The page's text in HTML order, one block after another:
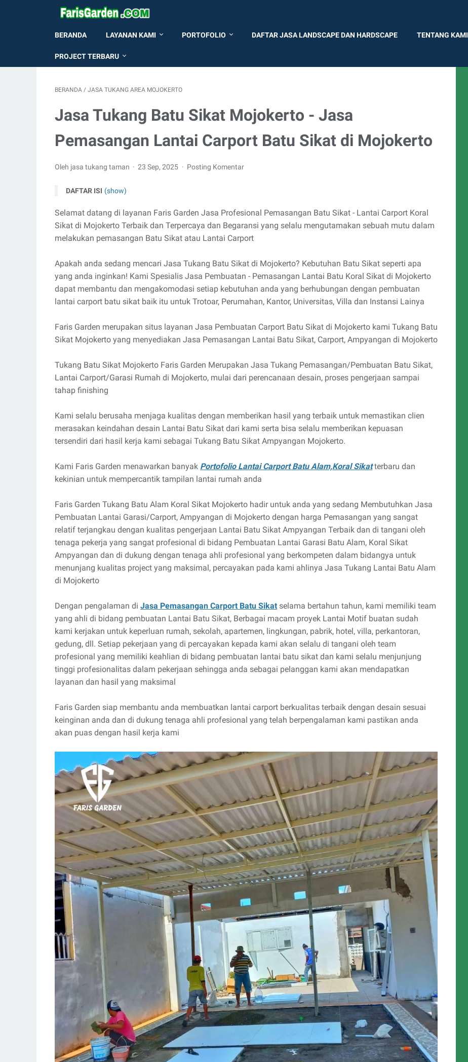
BERANDA LAYANAN KAMI PORTOFOLIO DAFTAR JASA LANDSCAPE DAN HARDSCAPE TENTANG KAMI
PROJECT TERBARU
BERANDA / JASA TUKANG AREA MOJOKERTO
Jasa Tukang Batu Sikat Mojokerto - Jasa
Pemasangan Lantai Carport Batu Sikat di Mojokerto
Oleh jasa tukang taman 23 Sep, 2025 Posting Komentar
DAFTAR ISI (show)
Selamat datang di layanan Faris Garden Jasa Profesional Pemasangan Batu Sikat - Lantai Carport Koral
Sikat di Mojokerto Terbaik dan Terpercaya dan Begaransi yang selalu mengutamakan sebuah mutu dalam
melakukan pemasangan Batu Sikat atau Lantai Carport
Apakah anda sedang mencari Jasa Tukang Batu Sikat di Mojokerto? Kebutuhan Batu Sikat seperti apa
yang anda inginkan! Kami Spesialis Jasa Pembuatan - Pemasangan Lantai Batu Koral Sikat di Mojokerto
dapat membantu dan mengakomodasi setiap kebutuhan anda yang berhubungan dengan pembuatan
lantai carport batu sikat baik itu untuk Trotoar, Perumahan, Kantor, Universitas, Villa dan Instansi Lainya
Faris Garden merupakan situs layanan Jasa Pembuatan Carport Batu Sikat di Mojokerto kami Tukang Batu
Sikat Mojokerto yang menyediakan Jasa Pemasangan Lantai Batu Sikat, Carport, Ampyangan di Mojokerto
Tukang Batu Sikat Mojokerto Faris Garden Merupakan Jasa Tukang Pemasangan/Pembuatan Batu Sikat,
Lantai Carport/Garasi Rumah di Mojokerto, mulai dari perencanaan desain, proses pengerjaan sampai
tahap finishing
Kami selalu berusaha menjaga kualitas dengan memberikan hasil yang terbaik untuk memastikan clien
merasakan keindahan desain Lantai Batu Sikat dari kami serta bisa selalu memberikan kepuasan
tersendiri dari hasil kerja kami sebagai Tukang Batu Sikat Ampyangan Mojokerto.
Kami Faris Garden menawarkan banyak Portofolio Lantai Carport Batu Alam,Koral Sikatterbaru dan
kekinian untuk mempercantik tampilan lantai rumah anda
Faris Garden Tukang Batu Alam Koral Sikat Mojokerto hadir untuk anda yang sedang Membutuhkan Jasa
Pembuatan Lantai Garasi/Carport, Ampyangan di Mojokerto dengan harga Pemasangan yang sangat
relatif terjangkau dengan kualitas pengerjaan Lantai Batu Sikat Ampyangan Terbaik dan di tangani oleh
tenaga pekerja yang sangat profesional di bidang Pembuatan Lantai Garasi Batu Alam, Koral Sikat
Ampyangan dan di dukung dengan tenaga ahli profesional yang berkompeten dalam bidangya untuk
menunjang kualitas project yang maksimal, percayakan pada kami ahlinya Jasa Tukang Lantai Batu Alam
di Mojokerto
Dengan pengalaman di Jasa Pemasangan Carport Batu Sikat selama bertahun tahun, kami memiliki team
yang ahli di bidang pembuatan Lantai Batu Sikat, Berbagai macam proyek Lantai Motif buatan sudah
kami kerjakan untuk keperluan rumah, sekolah, apartemen, lingkungan, pabrik, hotel, villa, perkantoran,
gedung, dll. Setiap pekerjaan yang di percayakan kepada kami akan selalu di tangani oleh team
profesional yang memiliki keahlian di bidang pembuatan lantai batu sikat dan kami selalu menjunjung
tinggi profesionalitas dalam pekerjaan sehingga anda sebagai pelanggan kami akan mendapatkan
layanan dan hasil yang maksimal
Faris Garden siap membantu anda membuatkan lantai carport berkualitas terbaik dengan desain sesuai
keinginan anda dan di dukung tenaga ahli profesional yang telah berpengalaman kami pastikan anda
akan puas dengan hasil kerja kami